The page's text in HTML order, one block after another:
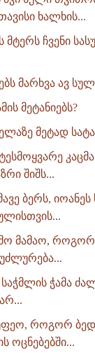
ხალხის...
ჩვენი
მარხვა ავ
მეტანიებს?
მეტად
კაცმა
შიშს...
ბერს,
მამაო,
ჭამა
როგორ
ოცნებებში...